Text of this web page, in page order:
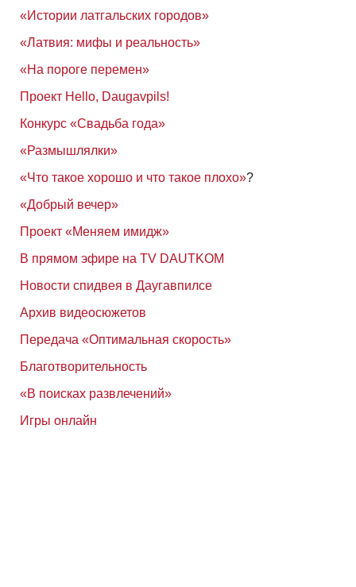
«Истории латгальских городов»
«Латвия: мифы и реальность»
«На пороге перемен»
Проект Hello, Daugavpils!
Конкурс «Свадьба года»
«Размышлялки»
«Что такое хорошо и что такое плохо»?
«Добрый вечер»
Проект «Меняем имидж»
В прямом эфире на TV DAUTKOM
Новости спидвея в Даугавпилсе
Архив видеосюжетов
Передача «Оптимальная скорость»
Благотворительность
«В поисках развлечений»
Игры онлайн